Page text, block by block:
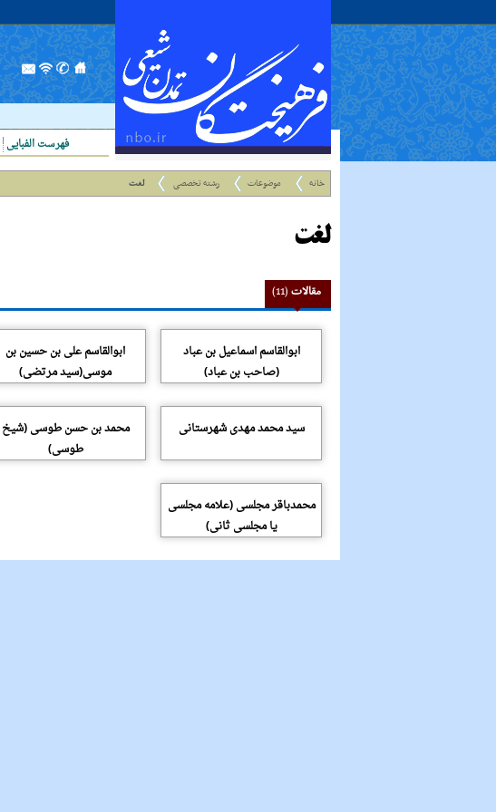
فهرست الفبایی
خانه موضوعات رشته تخصصی لغت
لغت
مقالات(11)
ابوالقاسم اسماعیل بن عباد
(صاحب بن عباد)
ابوالقاسم علی بن حسین بن
موسی(سید مرتضی)
سید محمد مهدی شهرستانی
محمد بن حسن طوسی (شیخ
طوسى)
محمدباقر مجلسی (علامه مجلسی
یا مجلسی ثانی)